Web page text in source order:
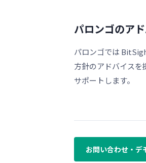
パロンゴのア
パロンゴでは
方針のアドバイスを
サポートします。
お問い合わせ・デ